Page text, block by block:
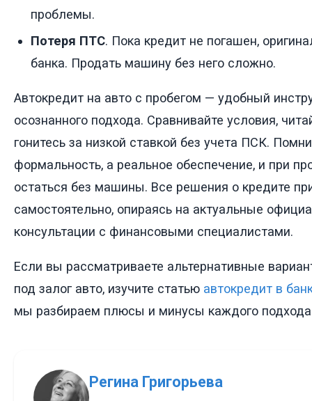
проблемы.
Потеря ПТС. Пока кредит не погашен,
банка. Продать машину без него сложно.
Автокредит на авто с пробегом — удобный
осознанного подхода. Сравнивайте условия,
гонитесь за низкой ставкой без учета ПСК.
формальность, а реальное обеспечение, и при
остаться без машины. Все решения о кредите
самостоятельно, опираясь на актуальные
консультации с финансовыми специалистами.
Если вы рассматриваете альтернативные
под залог авто, изучите статью автокредит в
мы разбираем плюсы и минусы каждого
Регина Григорьева